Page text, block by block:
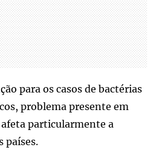
para os casos de bactérias
problema presente em
particularmente a
países.